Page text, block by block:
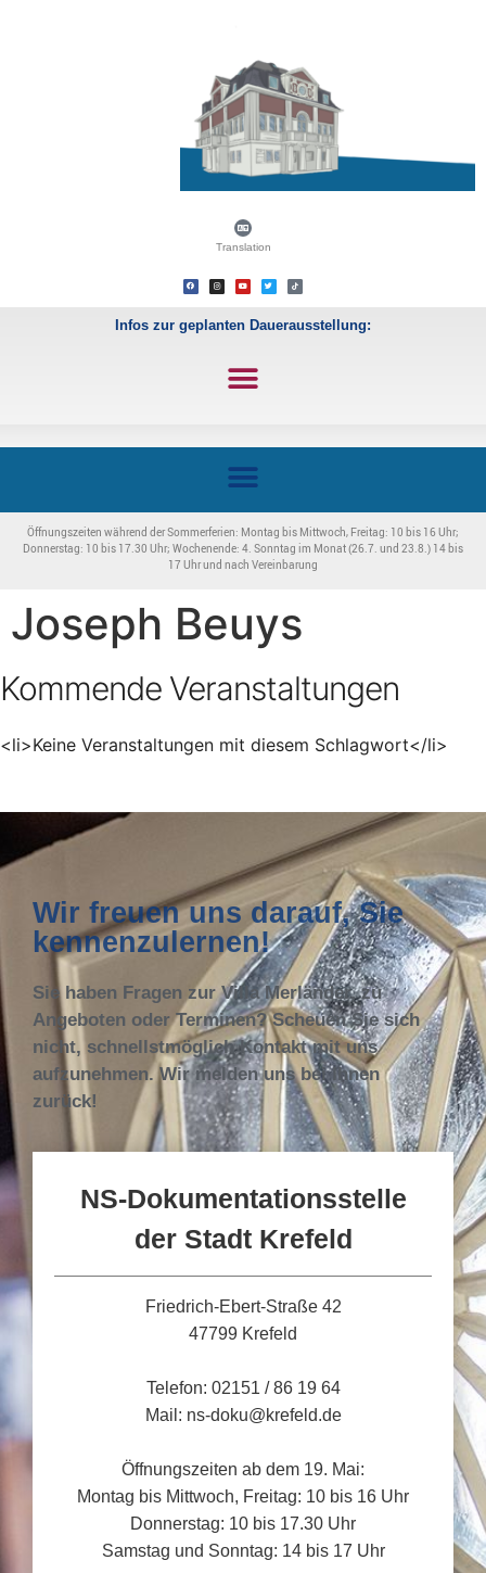
Translation
Infos zur geplanten Dauerausstellung:
Öffnungszeiten während der Sommerferien: Montag bis Mittwoch, Freitag: 10 bis 16 Uhr;
Donnerstag: 10 bis 17.30 Uhr; Wochenende: 4. Sonntag im Monat (26.7. und 23.8.) 14 bis
17 Uhr und nach Vereinbarung
Joseph Beuys
Kommende Veranstaltungen
<li>Keine Veranstaltungen mit diesem Schlagwort</li>
Wir freuen uns darauf, Sie
kennenzulernen!
Sie haben Fragen zur Villa Merländer, zu
Angeboten oder Terminen? Scheuen Sie sich
nicht, schnellstmöglich Kontakt mit uns
aufzunehmen. Wir melden uns bei Ihnen
zurück!
NS-Dokumentationsstelle
der Stadt Krefeld
Friedrich-Ebert-Straße 42
47799 Krefeld
Telefon: 02151 / 86 19 64
Mail: ns-doku@krefeld.de
Öffnungszeiten ab dem 19. Mai:
Montag bis Mittwoch, Freitag: 10 bis 16 Uhr
Donnerstag: 10 bis 17.30 Uhr
Samstag und Sonntag: 14 bis 17 Uhr